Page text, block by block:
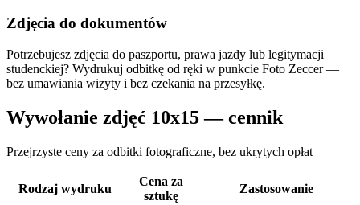
Zdjęcia do dokumentów
Potrzebujesz zdjęcia do paszportu, prawa jazdy lub legitymacji
studenckiej? Wydrukuj odbitkę od ręki w punkcie Foto Zeccer —
bez umawiania wizyty i bez czekania na przesyłkę.
Wywołanie zdjęć 10x15 — cennik
Przejrzyste ceny za odbitki fotograficzne, bez ukrytych opłat
Rodzaj wydruku
Cena za
sztukę
Zastosowanie